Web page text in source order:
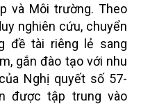
và Môi trường. Theo
nghiên cứu, chuyển
đề tài riêng lẻ sang
gắn đào tạo với nhu
Nghị quyết số 57-
được tập trung vào